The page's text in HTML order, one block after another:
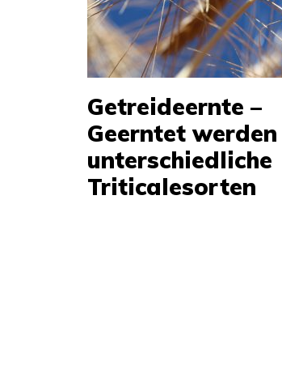
Getreideernte –
Geerntet werden
unterschiedliche
Triticalesorten